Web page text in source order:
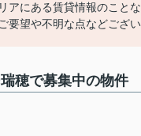
アにある賃貸情報のこと
要望や不明な点などござ
穂で募集中の物件